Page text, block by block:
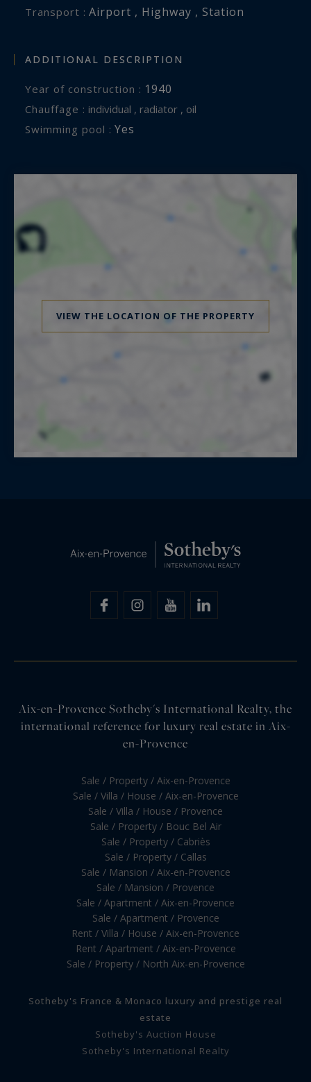
Transport : Airport , Highway , Station
ADDITIONAL DESCRIPTION
Year of construction : 1940
Chauffage : individual , radiator , oil
Swimming pool : Yes
VIEW THE LOCATION OF THE PROPERTY
Aix-en-Provence Sotheby's International Realty, the
international reference for luxury real estate in Aix-
en-Provence
Sale / Property / Aix-en-Provence
Sale / Villa / House / Aix-en-Provence
Sale / Villa / House / Provence
Sale / Property / Bouc Bel Air
Sale / Property / Cabriès
Sale / Property / Callas
Sale / Mansion / Aix-en-Provence
Sale / Mansion / Provence
Sale / Apartment / Aix-en-Provence
Sale / Apartment / Provence
Rent / Villa / House / Aix-en-Provence
Rent / Apartment / Aix-en-Provence
Sale / Property / North Aix-en-Provence
Sotheby's France & Monaco luxury and prestige real
estate
Sotheby's Auction House
Sotheby's International Realty